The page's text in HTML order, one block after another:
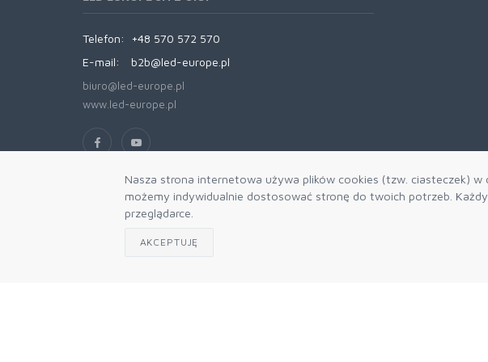
Nasza strona internetowa używa plików cookies (tzw. ciasteczek)
możemy indywidualnie dostosować stronę do twoich potrzeb.
przeglądarce.
AKCEPTUJĘ
Telefon:
+48 570 572 570
E-mail:
b2b@led-europe.pl
biuro@led-europe.pl
www.led-europe.pl